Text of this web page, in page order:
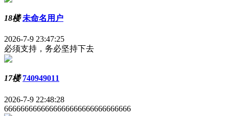
18楼 未命名用户
2026-7-9 23:47:25
必须支持，务必坚持下去
17楼 740949011
2026-7-9 22:48:28
6666666666666666666666666666666